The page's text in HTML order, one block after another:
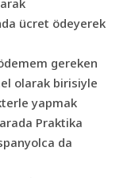
ücret ödeyerek
gereken
olarak birisiyle
yapmak
Praktika
da